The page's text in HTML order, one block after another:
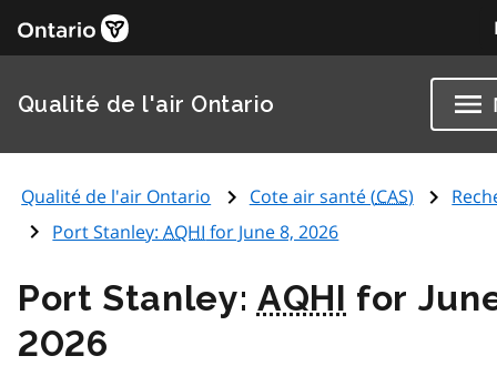
Qualité de l'air Ontario
Qualité de l'air Ontario Cote air santé (CAS)
Port Stanley:AQHI for June 8, 2026
Port Stanley: AQHI for
2026